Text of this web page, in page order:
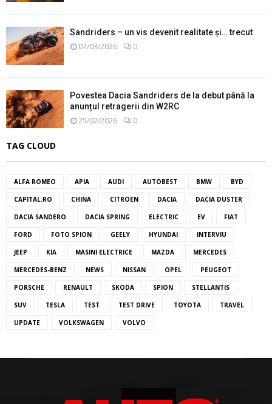
Sandriders – un vis devenit realitate și… trecut
07/03/2026 0
Povestea Dacia Sandriders de la debut până la
anunțul retragerii din W2RC
25/02/2026 0
TAG CLOUD
ALFA ROMEO APIA AUDI AUTOBEST BMW BYD
CAPITAL.RO CHINA CITROEN DACIA DACIA DUSTER
DACIA SANDERO DACIA SPRING ELECTRIC EV FIAT
FORD FOTO SPION GEELY HYUNDAI INTERVIU
JEEP KIA MASINI ELECTRICE MAZDA MERCEDES
MERCEDES-BENZ NEWS NISSAN OPEL PEUGEOT
PORSCHE RENAULT SKODA SPION STELLANTIS
SUV TESLA TEST TEST DRIVE TOYOTA TRAVEL
UPDATE VOLKSWAGEN VOLVO